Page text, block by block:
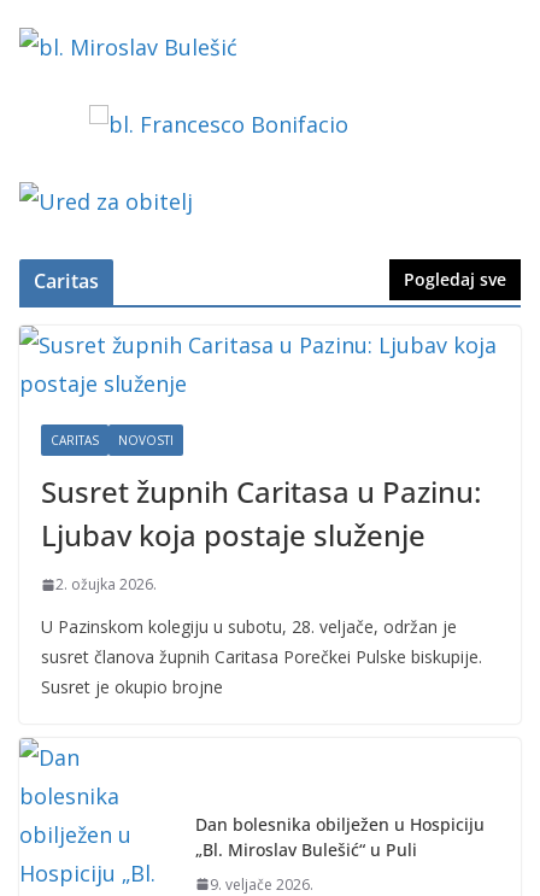
Caritas Pogledaj sve
CARITAS NOVOSTI
Susret župnih Caritasa u Pazinu:
Ljubav koja postaje služenje
2. ožujka 2026.
U Pazinskom kolegiju u subotu, 28. veljače, održan je
susret članova župnih Caritasa Porečkei Pulske biskupije.
Susret je okupio brojne
Dan bolesnika obilježen u Hospiciju
„Bl. Miroslav Bulešić“ u Puli
9. veljače 2026.